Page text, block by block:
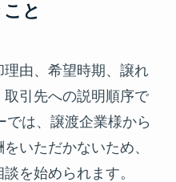
と
理由、希望時期、譲れ
引先への説明順序で
は、譲渡企業様から
いただかないため、
を始められます。